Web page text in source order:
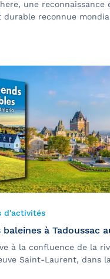
une reconnaissance
durable reconnue
d'activités
à Tadoussac
à la confluence de la
Saint-Laurent, dans